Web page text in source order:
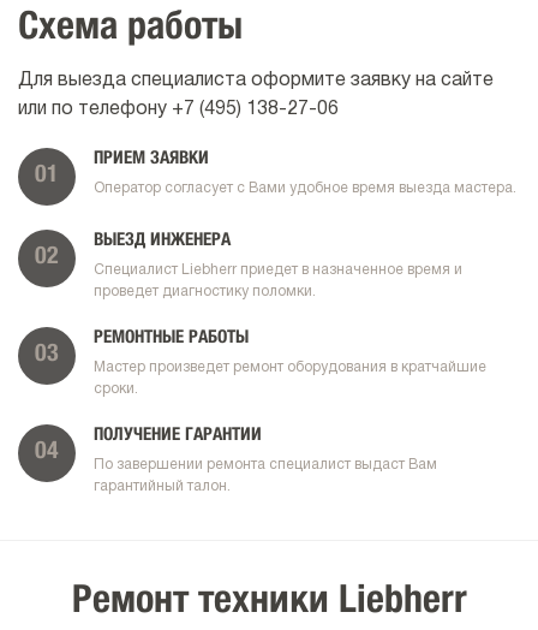
Схема работы
Для выезда специалиста оформите заявку на сайте
или по телефону +7 (495) 138-27-06
01
ПРИЕМ ЗАЯВКИ
Оператор согласует с Вами удобное время выезда мастера.
02
ВЫЕЗД ИНЖЕНЕРА
Специалист Liebherr приедет в назначенное время и
проведет диагностику поломки.
03
РЕМОНТНЫЕ РАБОТЫ
Мастер произведет ремонт оборудования в кратчайшие
сроки.
04
ПОЛУЧЕНИЕ ГАРАНТИИ
По завершении ремонта специалист выдаст Вам
гарантийный талон.
Ремонт техники Liebherr